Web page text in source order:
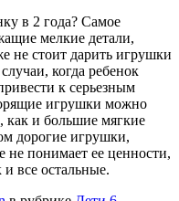
в 2 года? Самое
мелкие детали,
не стоит дарить игрушки
когда ребенок
к серьезным
игрушки можно
как и большие мягкие
дорогие игрушки,
не понимает ее ценности,
все остальные.